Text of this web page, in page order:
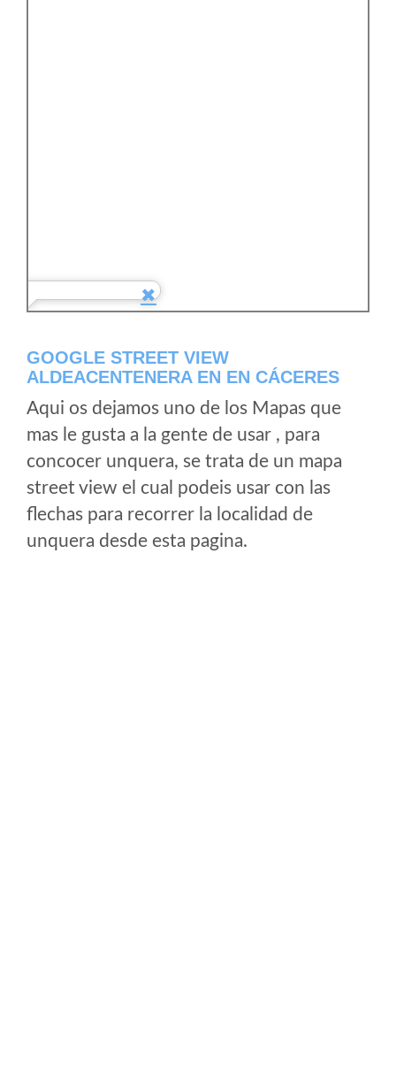
GOOGLE STREET VIEW
ALDEACENTENERA EN EN CÁCERES
Aqui os dejamos uno de los Mapas que
mas le gusta a la gente de usar , para
concocer unquera, se trata de un mapa
street view el cual podeis usar con las
flechas para recorrer la localidad de
unquera desde esta pagina.